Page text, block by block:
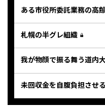
ある市役所委託業務の高
札幌の半グレ組織
我が物顔で振る舞う道内
未回収金を自腹負担させ